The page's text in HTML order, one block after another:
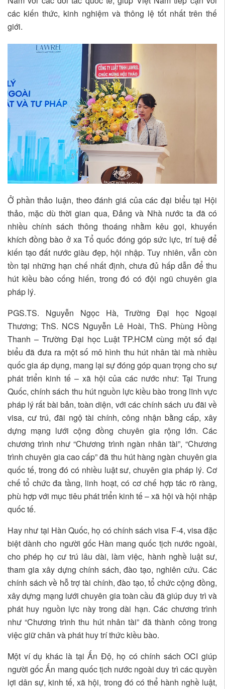
các kiến thức, kinh nghiệm và thông lệ tốt nhất trên thế
giới.
Ở phần thảo luận, theo đánh giá của các đại biểu tại Hội
thảo, mặc dù thời gian qua, Đảng và Nhà nước ta đã có
nhiều chính sách thông thoáng nhằm kêu gọi, khuyến
khích đồng bào ở xa Tổ quốc đóng góp sức lực, trí tuệ để
kiến tạo đất nước giàu đẹp, hội nhập. Tuy nhiên, vẫn còn
tồn tại những hạn chế nhất định, chưa đủ hấp dẫn để thu
hút kiều bào cống hiến, trong đó có đội ngũ chuyên gia
pháp lý.
PGS.TS. Nguyễn Ngọc Hà, Trường Đại học Ngoại
Thương; ThS. NCS Nguyễn Lê Hoài, ThS. Phùng Hồng
Thanh – Trường Đại học Luật TP.HCM cùng một số đại
biểu đã đưa ra một số mô hình thu hút nhân tài mà nhiều
quốc gia áp dụng, mang lại sự đóng góp quan trọng cho sự
phát triển kinh tế – xã hội của các nước như: Tại Trung
Quốc, chính sách thu hút nguồn lực kiều bào trong lĩnh vực
pháp lý rất bài bản, toàn diện, với các chính sách ưu đãi về
visa, cư trú, đãi ngộ tài chính, công nhận bằng cấp, xây
dựng mạng lưới cộng đồng chuyên gia rộng lớn. Các
chương trình như “Chương trình ngàn nhân tài”, “Chương
trình chuyên gia cao cấp” đã thu hút hàng ngàn chuyên gia
quốc tế, trong đó có nhiều luật sư, chuyên gia pháp lý. Cơ
chế tổ chức đa tầng, linh hoạt, có cơ chế hợp tác rõ ràng,
phù hợp với mục tiêu phát triển kinh tế – xã hội và hội nhập
quốc tế.
Hay như tại Hàn Quốc, họ có chính sách visa F-4, visa đặc
biệt dành cho người gốc Hàn mang quốc tịch nước ngoài,
cho phép họ cư trú lâu dài, làm việc, hành nghề luật sư,
tham gia xây dựng chính sách, đào tạo, nghiên cứu. Các
chính sách về hỗ trợ tài chính, đào tạo, tổ chức cộng đồng,
xây dựng mạng lưới chuyên gia toàn cầu đã giúp duy trì và
phát huy nguồn lực này trong dài hạn. Các chương trình
như “Chương trình thu hút nhân tài” đã thành công trong
việc giữ chân và phát huy trí thức kiều bào.
Một ví dụ khác là tại Ấn Độ, họ có chính sách OCI giúp
người gốc Ấn mang quốc tịch nước ngoài duy trì các quyền
lợi dân sự, kinh tế, xã hội, trong đó có thể hành nghề luật,